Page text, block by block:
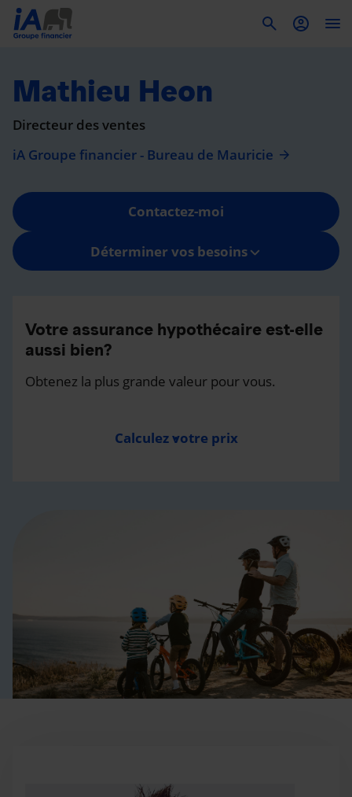
Mathieu Heon
Directeur des ventes
iA Groupe financier - Bureau de Mauricie
Contactez-moi
Déterminer vos besoins
Votre assurance hypothécaire est-elle
aussi bien?
Obtenez la plus grande valeur pour vous.
Calculez votre prix